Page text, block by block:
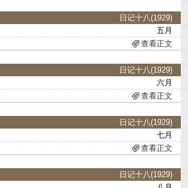
日记十八(1929)
五月
查看正文
日记十八(1929)
六月
查看正文
日记十八(1929)
七月
查看正文
日记十八(1929)